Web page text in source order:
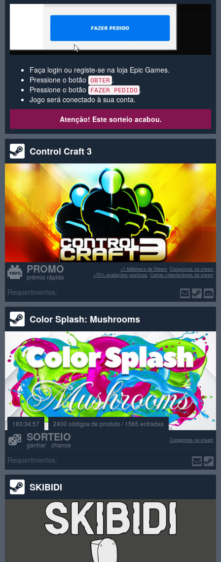
Faça login ou registe-se na loja Epic Games.
Pressione o botão OBTER .
Pressione o botão
FAZER PEDIDO .
Jogo será conectado à sua conta.
Atenção! Este sorteio acabou.
Control Craft 3
PROMO
prêmio rápido
Conquistas na steam
+1 biblioteca da Steam
Cartas colecionáveis da steam
>70% avaliações positivas
Requerimentos:
Color Splash: Mushrooms
183:34:57 2400 códigos de produto / 1565 entradas
SORTEIO
ganhar chance
Conquistas na steam
Requerimentos:
SKIBIDI